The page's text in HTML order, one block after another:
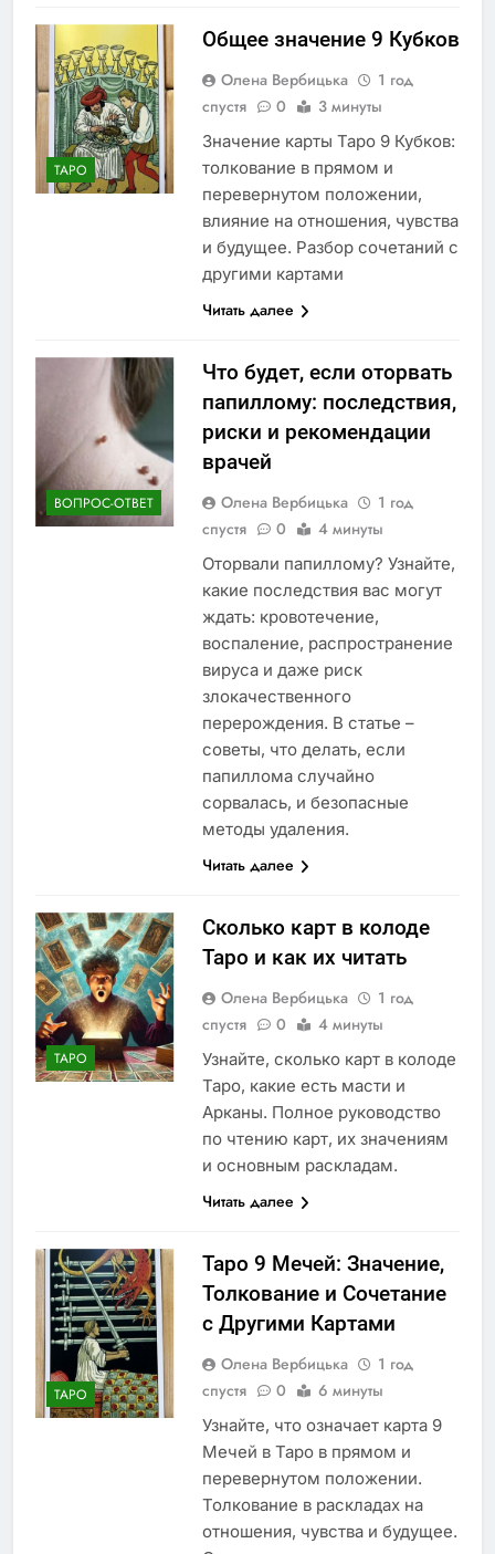
ТАРО
Общее значение 9 Кубков
Олена Вербицька
1 год
спустя
0 3 минуты
Значение карты Таро 9 Кубков:
толкование в прямом и
перевернутом положении,
влияние на отношения, чувства
и будущее. Разбор сочетаний с
другими картами
Читать далее
ВОПРОС-ОТВЕТ
Что будет, если оторвать
папиллому: последствия,
риски и рекомендации
врачей
Олена Вербицька
1 год
спустя
0 4 минуты
Оторвали папиллому? Узнайте,
какие последствия вас могут
ждать: кровотечение,
воспаление, распространение
вируса и даже риск
злокачественного
перерождения. В статье –
советы, что делать, если
папиллома случайно
сорвалась, и безопасные
методы удаления.
Читать далее
ТАРО
Сколько карт в колоде
Таро и как их читать
Олена Вербицька
1 год
спустя
0 4 минуты
Узнайте, сколько карт в колоде
Таро, какие есть масти и
Арканы. Полное руководство
по чтению карт, их значениям
и основным раскладам.
Читать далее
ТАРО
Таро 9 Мечей: Значение,
Толкование и Сочетание
с Другими Картами
Олена Вербицька
1 год
спустя
0 6 минуты
Узнайте, что означает карта 9
Мечей в Таро в прямом и
перевернутом положении.
Толкование в раскладах на
отношения, чувства и будущее.